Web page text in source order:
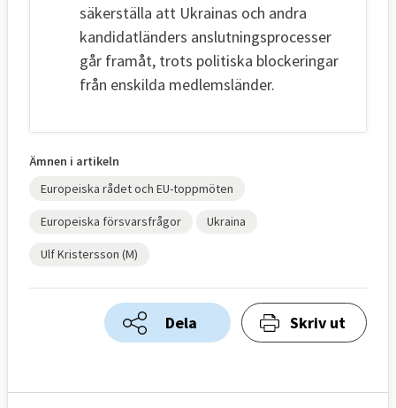
säkerställa att Ukrainas och andra
kandidatländers anslutningsprocesser
går framåt, trots politiska blockeringar
från enskilda medlemsländer.
Ämnen i artikeln
Europeiska rådet och EU-toppmöten
Europeiska försvarsfrågor Ukraina
Ulf Kristersson (M)
Dela Skriv ut